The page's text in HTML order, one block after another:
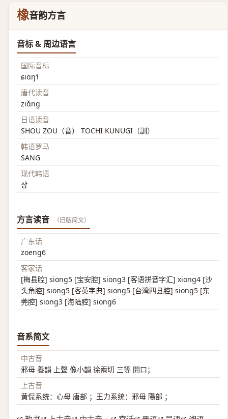
橡音韵方言
音标 & 周边语言
国际音标
ɕiɑŋ˥˧
唐代读音
ziɑ̌ng
日语读音
SHOU ZOU（音） TOCHI KUNUGI（訓）
韩语罗马
SANG
现代韩语
상
方言读音 （旧版简文）
广东话
zoeng6
客家话
[梅县腔] siong5 [宝安腔] siong3 [客语拼音字汇] xiong4 [沙
头角腔] siong5 [客英字典] siong5 [台湾四县腔] siong5 [东
莞腔] siong3 [海陆腔] siong6
音系简文
中古音
邪母 養韻 上聲 像小韻 徐兩切 三等 開口；
上古音
黄侃系统：心母 唐部 ；王力系统：邪母 陽部 ；